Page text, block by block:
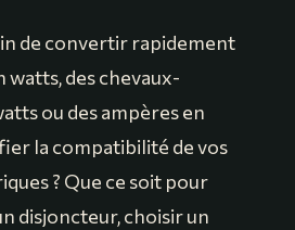
de convertir rapidement
watts, des chevaux-
ou des ampères en
la compatibilité de vos
? Que ce soit pour
disjoncteur, choisir un